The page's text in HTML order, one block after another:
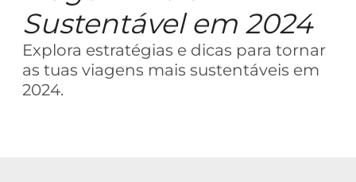
Sustentável em 2024
Explora estratégias e dicas para tornar
as tuas viagens mais sustentáveis em
2024.